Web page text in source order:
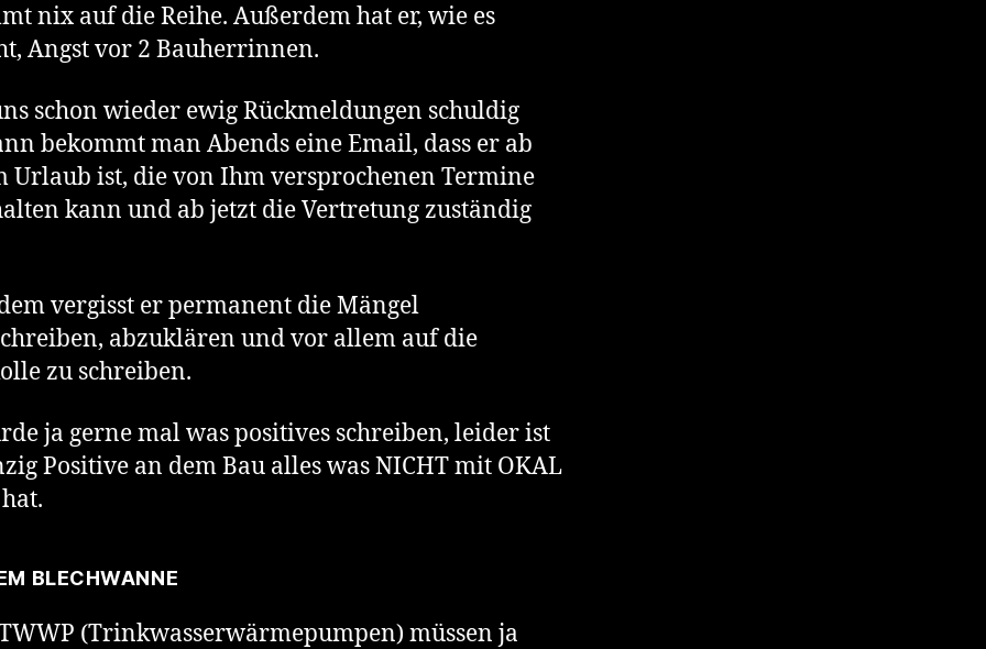
nix auf die Reihe. Außerdem hat er, wie es
Angst vor 2 Bauherrinnen.
schon wieder ewig Rückmeldungen schuldig
bekommt man Abends eine Email, dass er ab
Urlaub ist, die von Ihm versprochenen Termine
kann und ab jetzt die Vertretung zuständig
vergisst er permanent die Mängel
abzuklären und vor allem auf die
zu schreiben.
ja gerne mal was positives schreiben, leider ist
Positive an dem Bau alles was NICHT mit OKAL
BLECHWANNE
(Trinkwasserwärmepumpen) müssen ja